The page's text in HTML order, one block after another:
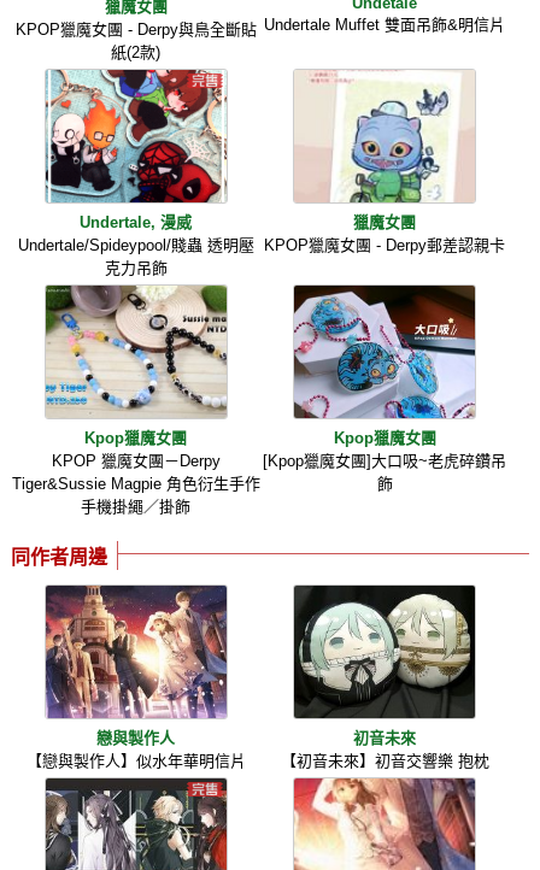
獵魔女團
KPOP獵魔女團 - Derpy與鳥全斷貼
紙(2款)
Undertale Muffet 雙面吊飾&明信片
Undertale, 漫威
Undertale/Spideypool/賤蟲 透明壓
克力吊飾
獵魔女團
KPOP獵魔女團 - Derpy郵差認親卡
Kpop獵魔女團
KPOP 獵魔女團－Derpy
Tiger&Sussie Magpie 角色衍生手作
手機掛繩／掛飾
Kpop獵魔女團
[Kpop獵魔女團]大口吸~老虎碎鑽吊
飾
同作者周邊
戀與製作人
【戀與製作人】似水年華明信片
初音未來
【初音未來】初音交響樂 抱枕